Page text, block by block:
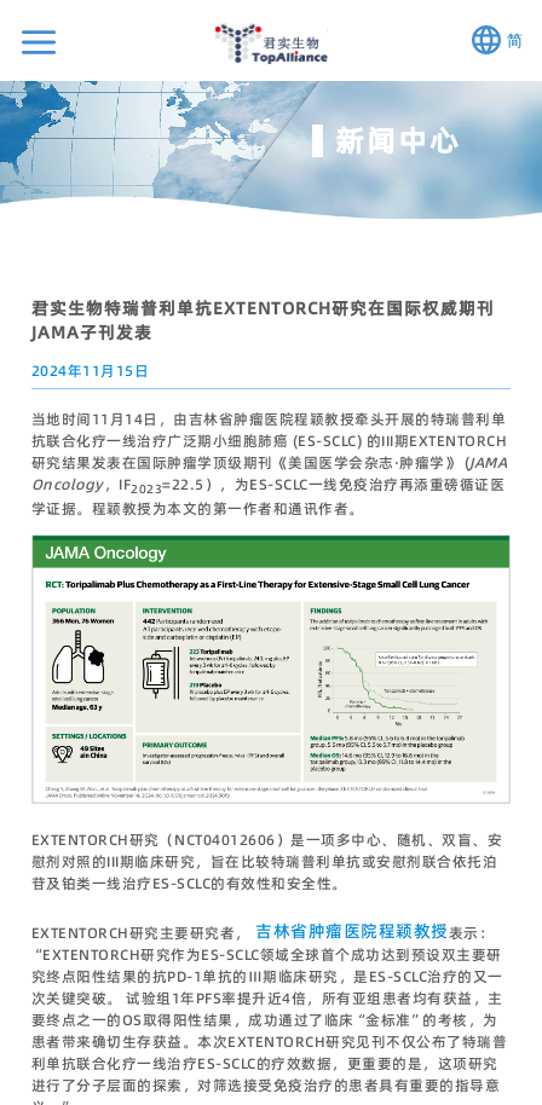
简
新闻中心
君实生物特瑞普利单抗EXTENTORCH研究在国际权威期刊
JAMA子刊发表
2024年11月15日
当地时间11月14日，由吉林省肿瘤医院程颖教授牵头开展的特瑞普利单
抗联合化疗一线治疗广泛期小细胞肺癌 (ES-SCLC) 的III期EXTENTORCH
研究结果发表在国际肿瘤学顶级期刊《美国医学会杂志·肿瘤学》 (JAMA
Oncology，IF2023=22.5），为ES-SCLC一线免疫治疗再添重磅循证医
学证据。程颖教授为本文的第一作者和通讯作者。
EXTENTORCH研究（NCT04012606）是一项多中心、随机、双盲、安
慰剂对照的III期临床研究，旨在比较特瑞普利单抗或安慰剂联合依托泊
苷及铂类一线治疗ES-SCLC的有效性和安全性。
EXTENTORCH研究主要研究者， 吉林省肿瘤医院程颖教授表示：
“EXTENTORCH研究作为ES-SCLC领域全球首个成功达到预设双主要研
究终点阳性结果的抗PD-1单抗的Ⅲ期临床研究，是ES-SCLC治疗的又一
次关键突破。 试验组1年PFS率提升近4倍，所有亚组患者均有获益，主
要终点之一的OS取得阳性结果，成功通过了临床“金标准”的考核，为
患者带来确切生存获益。本次EXTENTORCH研究见刊不仅公布了特瑞普
利单抗联合化疗一线治疗ES-SCLC的疗效数据，更重要的是，这项研究
进行了分子层面的探索，对筛选接受免疫治疗的患者具有重要的指导意